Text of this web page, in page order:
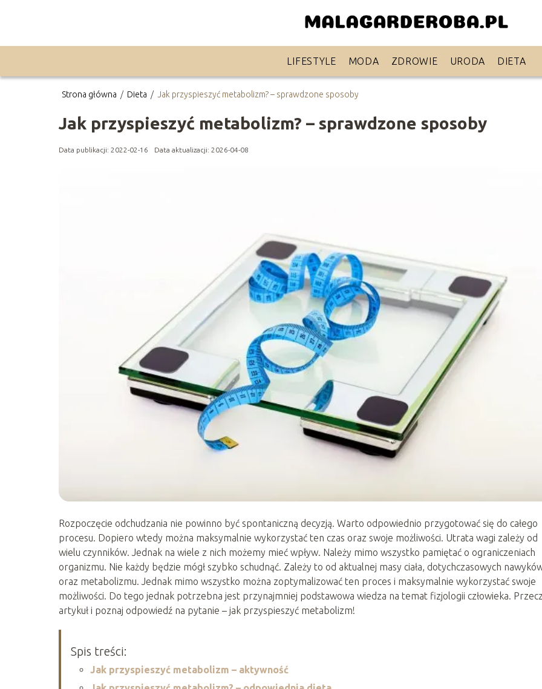
LIFESTYLE MODA ZDROWIE URODA DIETA
Strona główna / Dieta / Jak przyspieszyć metabolizm? – sprawdzone sposoby
Jak przyspieszyć metabolizm? – sprawdzone sposoby
Data publikacji: 2022-02-16 Data aktualizacji: 2026-04-08
Rozpoczęcie odchudzania nie powinno być spontaniczną decyzją. Warto odpowiednio przygotować się do całego
procesu. Dopiero wtedy można maksymalnie wykorzystać ten czas oraz swoje możliwości. Utrata wagi zależy od
wielu czynników. Jednak na wiele z nich możemy mieć wpływ. Należy mimo wszystko pamiętać o ograniczeniach
organizmu. Nie każdy będzie mógł szybko schudnąć. Zależy to od aktualnej masy ciała, dotychczasowych
oraz metabolizmu. Jednak mimo wszystko można zoptymalizować ten proces i maksymalnie wykorzystać swoje
możliwości. Do tego jednak potrzebna jest przynajmniej podstawowa wiedza na temat fizjologii człowieka.
artykuł i poznaj odpowiedź na pytanie – jak przyspieszyć metabolizm!
Spis treści:
Jak przyspieszyć metabolizm – aktywność